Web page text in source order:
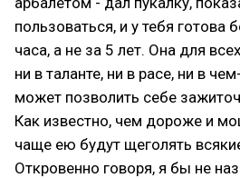
пользоваться, и у тебя готова
часа, а не за 5 лет. Она для
ни в таланте, ни в расе, ни в
может позволить себе
Как известно, чем дороже и
чаще ею будут щеголять
Откровенно говоря, я бы не